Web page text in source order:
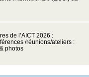
de l’AICT 2026 :
/réunions/ateliers :
photos